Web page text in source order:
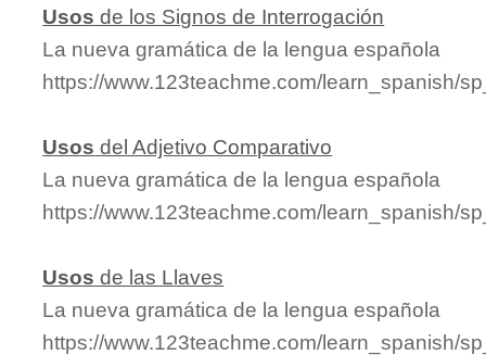
Usos de los Signos de Interrogación
La nueva gramática de la lengua española
https://www.123teachme.com/learn_spanish/
Usos del Adjetivo Comparativo
La nueva gramática de la lengua española
https://www.123teachme.com/learn_spanish/
Usos de las Llaves
La nueva gramática de la lengua española
https://www.123teachme.com/learn_spanish/